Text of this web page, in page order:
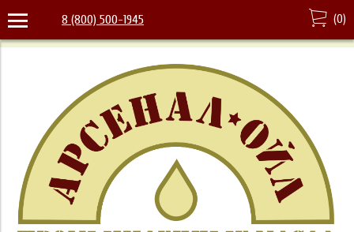
8 (800) 500-1945 (0)